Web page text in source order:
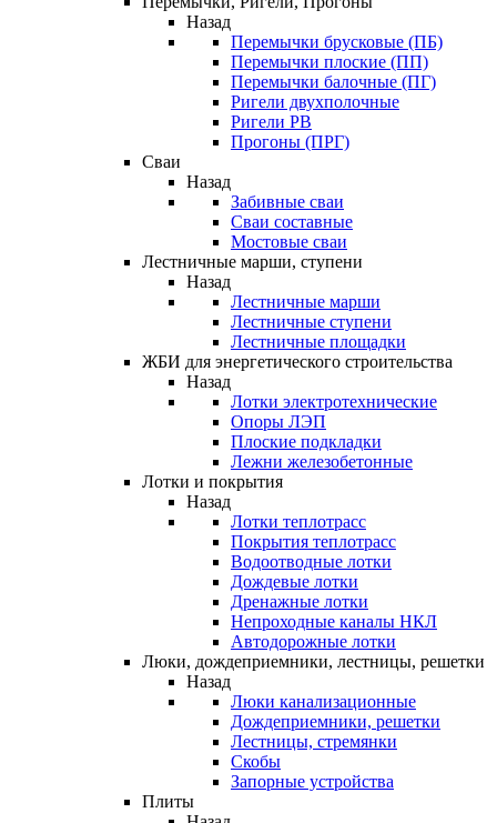
Назад
Перемычки брусковые (ПБ)
Перемычки плоские (ПП)
Перемычки балочные (ПГ)
Ригели двухполочные
Ригели РВ
Прогоны (ПРГ)
Сваи
Назад
Забивные сваи
Сваи составные
Мостовые сваи
Лестничные марши, ступени
Назад
Лестничные марши
Лестничные ступени
Лестничные площадки
ЖБИ для энергетического строительства
Назад
Лотки электротехнические
Опоры ЛЭП
Плоские подкладки
Лежни железобетонные
Лотки и покрытия
Назад
Лотки теплотрасс
Покрытия теплотрасс
Водоотводные лотки
Дождевые лотки
Дренажные лотки
Непроходные каналы НКЛ
Автодорожные лотки
Люки, дождеприемники, лестницы, решетки
Назад
Люки канализационные
Дождеприемники, решетки
Лестницы, стремянки
Скобы
Запорные устройства
Плиты